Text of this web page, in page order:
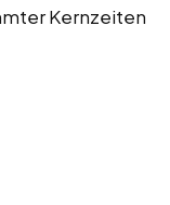
Kernzeiten